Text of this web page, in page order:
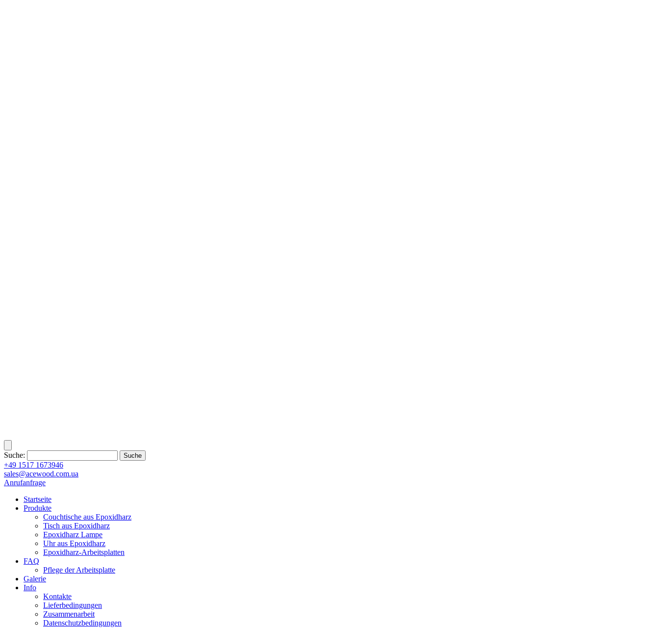
Suche:
+49 1517 1673946
sales@acewood.com.ua
Anrufanfrage
Startseite
Produkte
Couchtische aus Epoxidharz
Tisch aus Epoxidharz
Epoxidharz Lampe
Uhr aus Epoxidharz
Epoxidharz-Arbeitsplatten
FAQ
Pflege der Arbeitsplatte
Galerie
Info
Kontakte
Lieferbedingungen
Zusammenarbeit
Datenschutzbedingungen